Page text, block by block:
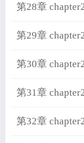
第28章
第29章
第30章
第31章
第32章